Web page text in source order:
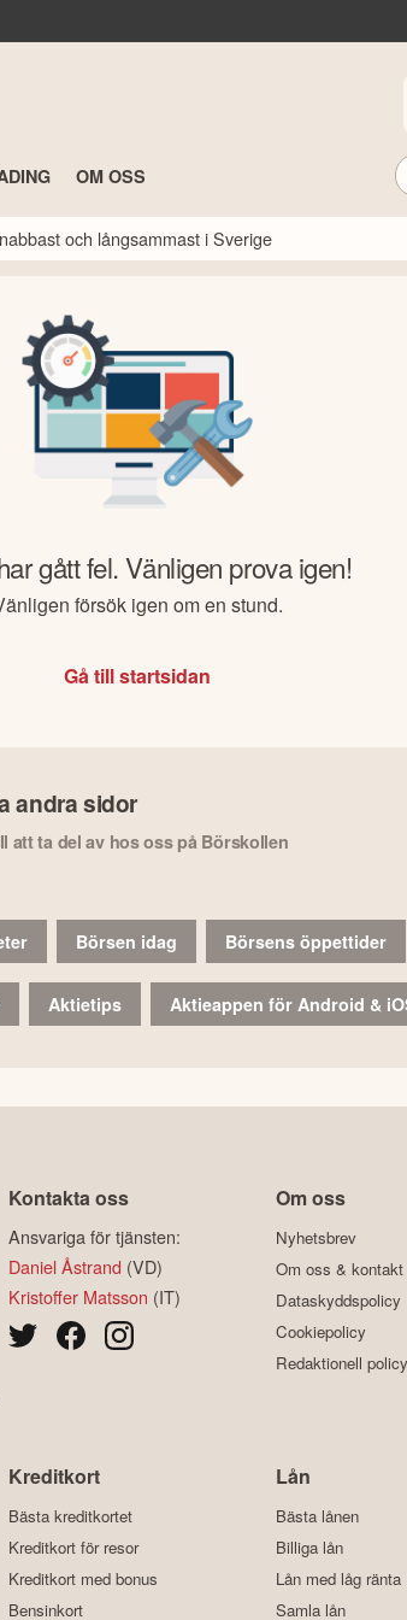
OM OSS
och långsammast i Sverige
gått fel. Vänligen prova igen!
försök igen om en stund.
Gå till startsidan
andra sidor
att ta del av hos oss på Börskollen
Börsen idag Börsens öppettider
Aktietips Aktieappen för Android &
Kontakta oss
Ansvariga för tjänsten:
Daniel Åstrand (VD)
Kristoffer Matsson (IT)
Om oss
Nyhetsbrev
Om oss & kontakt
Dataskyddspolicy
Cookiepolicy
Redaktionell policy
Kreditkort
Bästa kreditkortet
Kreditkort för resor
Kreditkort med bonus
Bensinkort
Lån
Bästa lånen
Billiga lån
Lån med låg ränta
Samla lån